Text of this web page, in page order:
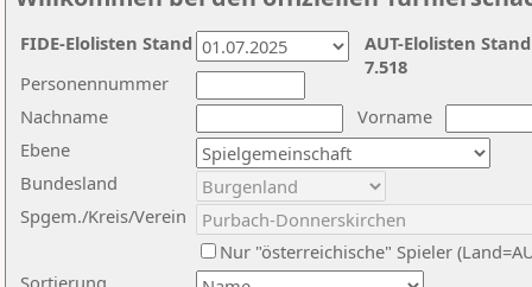
Nachname
Vorname
Ebene
Sortierung
Personennummer
Bundesland
Spgem./Kreis/Verein
Nur "österreichische" Spieler
AUT-Elolisten
7.518
FIDE-Elolisten Stand